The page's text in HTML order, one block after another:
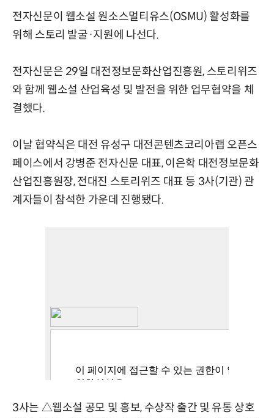
전자신문이 웹소설 원소스멀티유스(OSMU) 활성화를
위해 스토리 발굴·지원에 나선다.
전자신문은 29일 대전정보문화산업진흥원, 스토리위즈
와 함께 웹소설 산업육성 및 발전을 위한 업무협약을 체
결했다.
이날 협약식은 대전 유성구 대전콘텐츠코리아랩 오픈스
페이스에서 강병준 전자신문 대표, 이은학 대전정보문화
산업진흥원장, 전대진 스토리위즈 대표 등 3사(기관) 관
계자들이 참석한 가운데 진행됐다.
3사는 △웹소설 공모 및 홍보, 수상작 출간 및 유통 상호